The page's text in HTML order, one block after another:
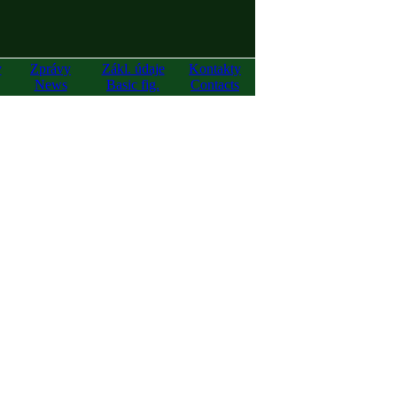
Zprávy
News
Zákl. údaje
Basic fig.
Kontakty
Contacts